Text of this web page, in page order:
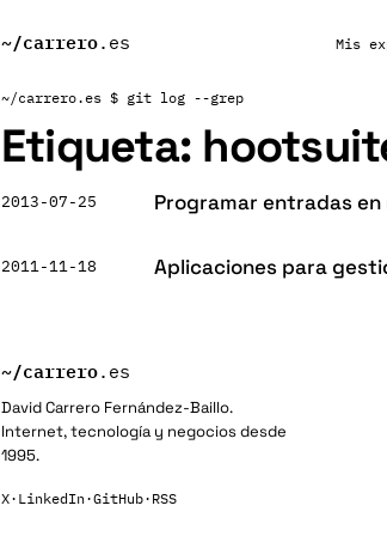
~/carrero.es Mis
~/carrero.es $ git log --grep
Etiqueta:
2013-07-25 Programar entradas
2011-11-18 Aplicaciones para
~/carrero.es
David Carrero Fernández-Baillo.
Internet, tecnología y negocios desde
1995.
X· LinkedIn·GitHub· RSS